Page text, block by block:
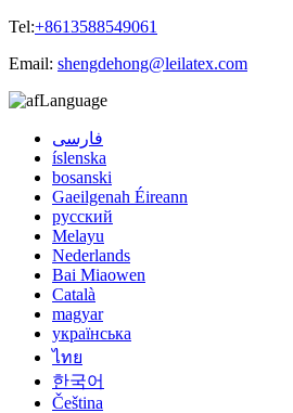
Tel:+8613588549061
Email: shengdehong@leilatex.com
Language
فارسی
íslenska
bosanski
Gaeilgenah Éireann
русский
Melayu
Nederlands
Bai Miaowen
Català
magyar
українська
ไทย
한국어
Čeština